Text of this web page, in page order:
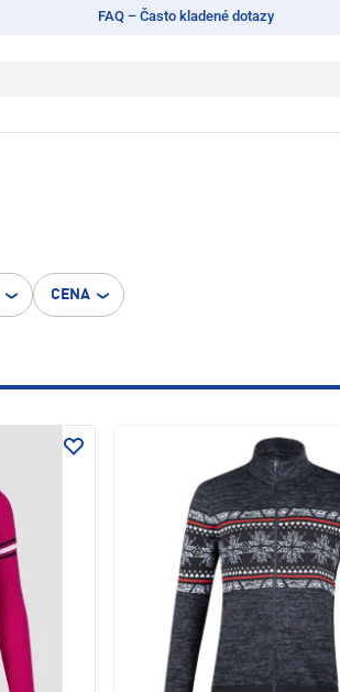
FAQ – Často kladené dotazy
CENA